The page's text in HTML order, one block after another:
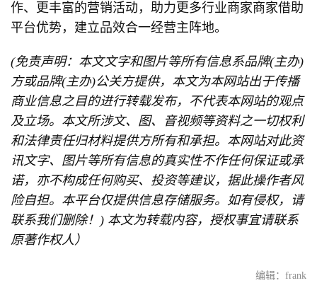
作、更丰富的营销活动，助力更多行业商家商家借助
平台优势，建立品效合一经营主阵地。
(免责声明：本文文字和图片等所有信息系品牌(主办)
方或品牌(主办)公关方提供，本文为本网站出于传播
商业信息之目的进行转载发布，不代表本网站的观点
及立场。本文所涉文、图、音视频等资料之一切权利
和法律责任归材料提供方所有和承担。本网站对此资
讯文字、图片等所有信息的真实性不作任何保证或承
诺，亦不构成任何购买、投资等建议，据此操作者风
险自担。本平台仅提供信息存储服务。如有侵权，请
联系我们删除！) 本文为转载内容，授权事宜请联系
原著作权人）
编辑：frank